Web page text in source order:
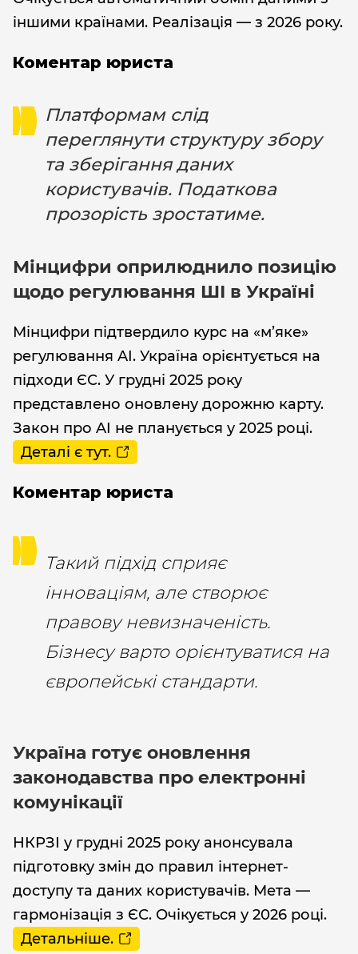
іншими країнами. Реалізація — з 2026 року.
Коментар юриста
Платформам слід
переглянути структуру збору
та зберігання даних
користувачів. Податкова
прозорість зростатиме.
Мінцифри оприлюднило позицію
щодо регулювання ШІ в Україні
Мінцифри підтвердило курс на «м’яке»
регулювання AI. Україна орієнтується на
підходи ЄС. У грудні 2025 року
представлено оновлену дорожню карту.
Закон про AI не планується у 2025 році.
Деталі є тут.
Коментар юриста
Такий підхід сприяє
інноваціям, але створює
правову невизначеність.
Бізнесу варто орієнтуватися на
європейські стандарти.
Україна готує оновлення
законодавства про електронні
комунікації
НКРЗІ у грудні 2025 року анонсувала
підготовку змін до правил інтернет-
доступу та даних користувачів. Мета —
гармонізація з ЄС. Очікується у 2026 році.
Детальніше.